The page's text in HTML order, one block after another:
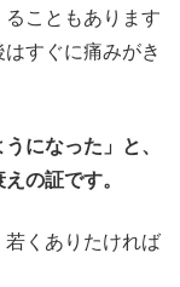
こともあります
すぐに痛みがき
になった」と、
の証です。
くありたければ